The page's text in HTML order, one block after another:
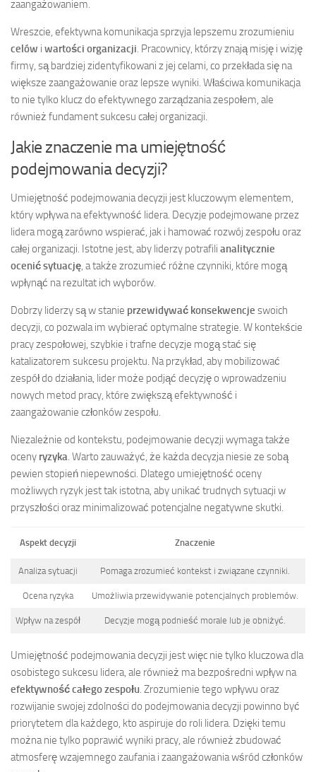
zaangażowaniem.
Wreszcie, efektywna komunikacja sprzyja lepszemu zrozumieniu
celów i wartości organizacji. Pracownicy, którzy znają misję i wizję
firmy, są bardziej zidentyfikowani z jej celami, co przekłada się na
większe zaangażowanie oraz lepsze wyniki. Właściwa komunikacja
to nie tylko klucz do efektywnego zarządzania zespołem, ale
również fundament sukcesu całej organizacji.
Jakie znaczenie ma umiejętność
podejmowania decyzji?
Umiejętność podejmowania decyzji jest kluczowym elementem,
który wpływa na efektywność lidera. Decyzje podejmowane przez
lidera mogą zarówno wspierać, jak i hamować rozwój zespołu oraz
całej organizacji. Istotne jest, aby liderzy potrafili analitycznie
ocenić sytuację, a także zrozumieć różne czynniki, które mogą
wpłynąć na rezultat ich wyborów.
Dobrzy liderzy są w stanie przewidywać konsekwencje swoich
decyzji, co pozwala im wybierać optymalne strategie. W kontekście
pracy zespołowej, szybkie i trafne decyzje mogą stać się
katalizatorem sukcesu projektu. Na przykład, aby mobilizować
zespół do działania, lider może podjąć decyzję o wprowadzeniu
nowych metod pracy, które zwiększą efektywność i
zaangażowanie członków zespołu.
Niezależnie od kontekstu, podejmowanie decyzji wymaga także
oceny ryzyka. Warto zauważyć, że każda decyzja niesie ze sobą
pewien stopień niepewności. Dlatego umiejętność oceny
możliwych ryzyk jest tak istotna, aby unikać trudnych sytuacji w
przyszłości oraz minimalizować potencjalne negatywne skutki.
Aspekt decyzji Znaczenie
Analiza sytuacji Pomaga zrozumieć kontekst i związane czynniki.
Ocena ryzyka Umożliwia przewidywanie potencjalnych problemów.
Wpływ na zespół Decyzje mogą podnieść morale lub je obniżyć.
Umiejętność podejmowania decyzji jest więc nie tylko kluczowa dla
osobistego sukcesu lidera, ale również ma bezpośredni wpływ na
efektywność całego zespołu. Zrozumienie tego wpływu oraz
rozwijanie swojej zdolności do podejmowania decyzji powinno być
priorytetem dla każdego, kto aspiruje do roli lidera. Dzięki temu
można nie tylko poprawić wyniki pracy, ale również zbudować
atmosferę wzajemnego zaufania i zaangażowania wśród członków